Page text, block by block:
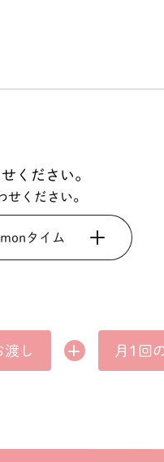
ください。
ください。
タイム
渡し 月1回